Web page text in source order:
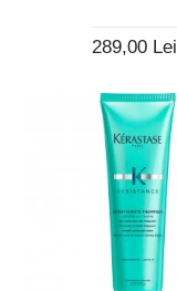
289,00 Lei